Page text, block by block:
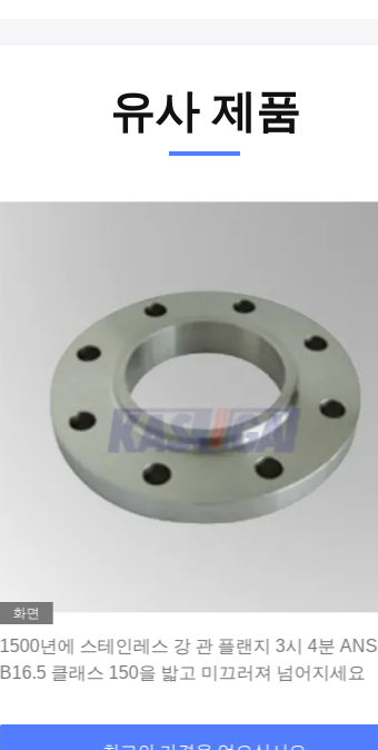
유사 제품
화면
1500년에 스테인레스 강 관 플랜지 3시 4분 ANSI
B16.5 클래스 150을 밟고 미끄러져 넘어지세요